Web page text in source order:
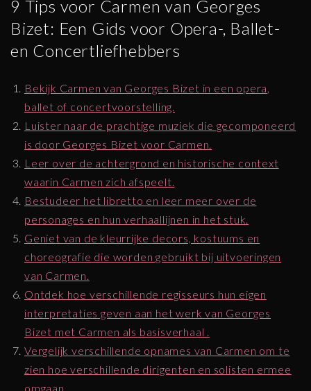
9 Tips voor Carmen van Georges
Bizet: Een Gids voor Opera-, Ballet-
en Concertliefhebbers
Bekijk Carmen van Georges Bizet in een opera,
ballet of concertvoorstelling.
Luister naar de prachtige muziek die gecomponeerd
is door Georges Bizet voor Carmen.
Leer over de achtergrond en historische context
waarin Carmen zich afspeelt.
Bestudeer het libretto en leer meer over de
personages en hun verhaallijnen in het stuk.
Geniet van de kleurrijke decors, kostuums en
choreografie die worden gebruikt bij uitvoeringen
van Carmen.
Ontdek hoe verschillende regisseurs hun eigen
interpretaties geven aan het werk van Georges
Bizet met Carmen als basisverhaal .
Vergelijk verschillende opnames van Carmen om te
zien hoe verschillende dirigenten en solisten ermee
omgaan .